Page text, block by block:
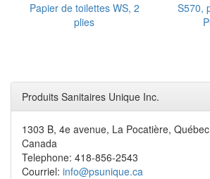
Papier de toilettes WS, 2
plies
S570,
Produits Sanitaires Unique Inc.
1303 B, 4e avenue, La Pocatière,
Canada
Telephone: 418-856-2543
Courriel: info@psunique.ca